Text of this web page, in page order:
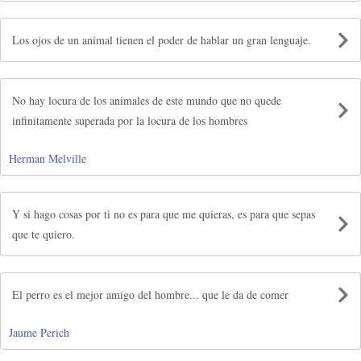
Los ojos de un animal tienen el poder de hablar un gran lenguaje.
No hay locura de los animales de este mundo que no quede
infinitamente superada por la locura de los hombres
Herman Melville
Y si hago cosas por ti no es para que me quieras, es para que sepas
que te quiero.
El perro es el mejor amigo del hombre... que le da de comer
Jaume Perich